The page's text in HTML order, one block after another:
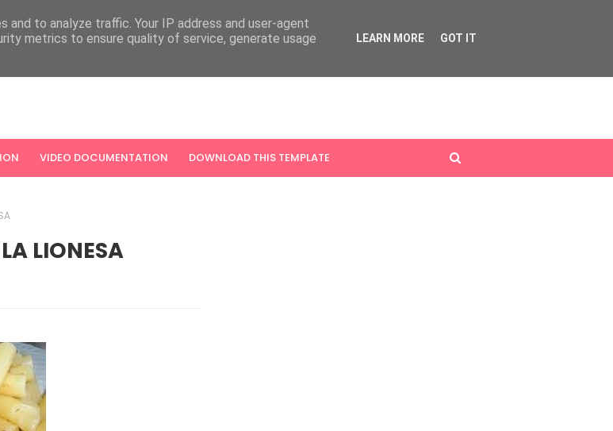
VIDEO DOCUMENTATION DOWNLOAD THIS TEMPLATE
LIONESA
to analyze traffic. Your IP address and user-agent
metrics to ensure quality of service, generate usage
LEARN MORE GOT IT